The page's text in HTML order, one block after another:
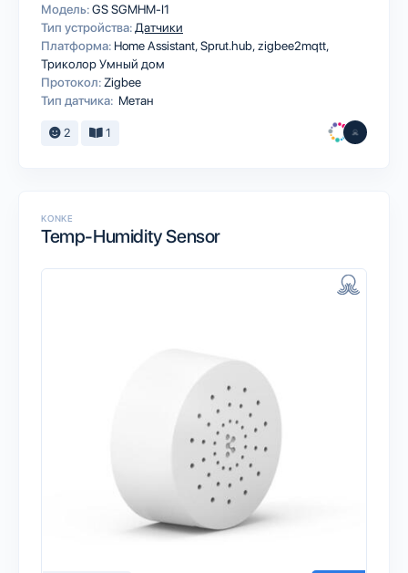
Модель:GS SGMHM-I1
Тип устройства: Датчики
Платформа: Home AssistantSprut.hubzigbee2mqtt
Триколор Умный дом
Протокол: Zigbee
Тип датчика: Метан
2 1
KONKE
Temp-Humidity Sensor